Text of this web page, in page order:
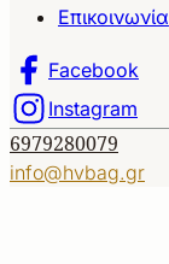
Επικοινωνία
Facebook
Instagram
6979280079
info@hvbag.gr